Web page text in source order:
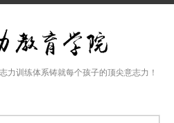
训练体系铸就每个孩子的顶尖意志力！